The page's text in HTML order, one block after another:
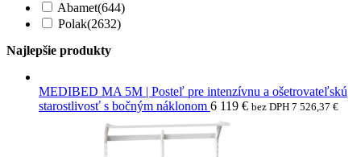
Abamet(644)
Polak(2632)
Najlepšie produkty
MEDIBED MA 5M | Posteľ pre intenzívnu a ošetrovateľskú
starostlivosť s bočným náklonom 6 119 € bez DPH 7 526,37 €